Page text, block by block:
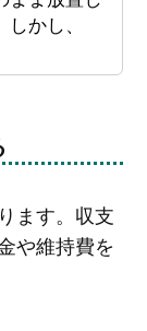
かし、
ます。収支
や維持費を